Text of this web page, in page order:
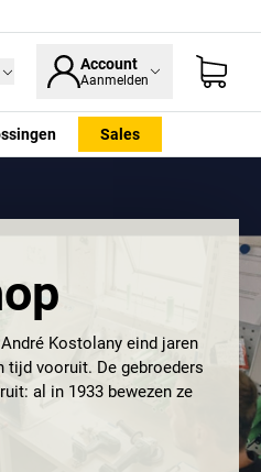
Account
Aanmelden
Sales
Kostolany eind jaren
tijd vooruit. De gebroeders
al in 1933 bewezen ze
voor lichte